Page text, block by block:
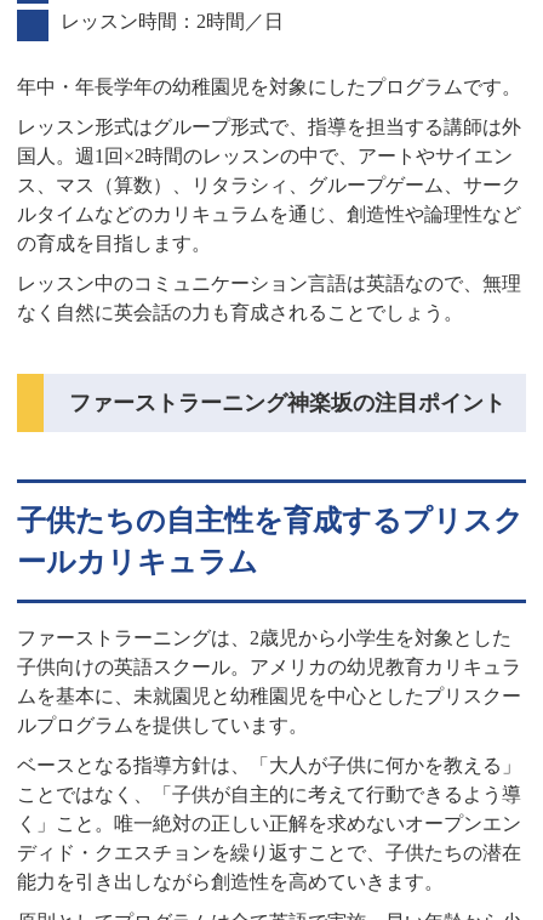
レッスン時間：2時間／日
年中・年長学年の幼稚園児を対象にしたプログラムです。
レッスン形式はグループ形式で、指導を担当する講師は外
国人。週1回×2時間のレッスンの中で、アートやサイエン
ス、マス（算数）、リタラシィ、グループゲーム、サーク
ルタイムなどのカリキュラムを通じ、創造性や論理性など
の育成を目指します。
レッスン中のコミュニケーション言語は英語なので、無理
なく自然に英会話の力も育成されることでしょう。
ファーストラーニング神楽坂の注目ポイント
子供たちの自主性を育成するプリスク
ールカリキュラム
ファーストラーニングは、2歳児から小学生を対象とした
子供向けの英語スクール。アメリカの幼児教育カリキュラ
ムを基本に、未就園児と幼稚園児を中心としたプリスクー
ルプログラムを提供しています。
ベースとなる指導方針は、「大人が子供に何かを教える」
ことではなく、「子供が自主的に考えて行動できるよう導
く」こと。唯一絶対の正しい正解を求めないオープンエン
ディド・クエスチョンを繰り返すことで、子供たちの潜在
能力を引き出しながら創造性を高めていきます。